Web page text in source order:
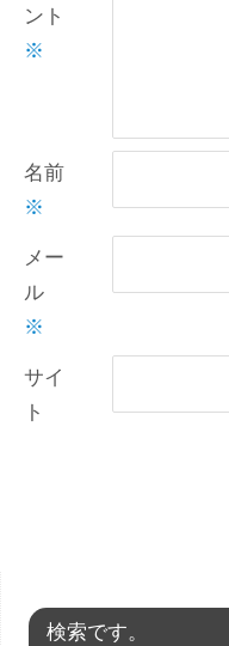
ント
※
名前
※
メー
ル
※
サイ
ト
検索です。